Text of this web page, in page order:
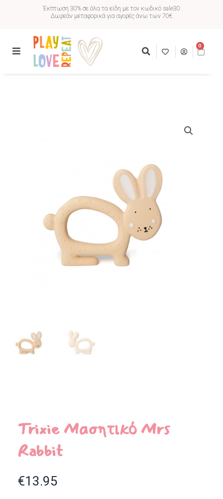
Έκπτωση 30% σε όλα τα είδη με τον κωδικό sale30
Δωρεάν μεταφορικά για αγορές άνω των 70€
0
Trixie Μασητικό Mrs
Rabbit
€13.95